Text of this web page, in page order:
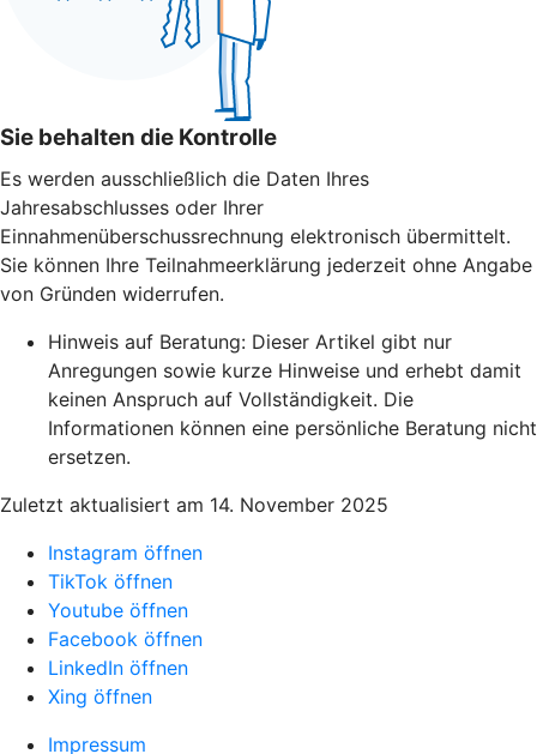
Sie behalten die Kontrolle
Es werden ausschließlich die Daten Ihres
Jahresabschlusses oder Ihrer
Einnahmenüberschussrechnung elektronisch übermittelt.
Sie können Ihre Teilnahmeerklärung jederzeit ohne Angabe
von Gründen widerrufen.
Hinweis auf Beratung: Dieser Artikel gibt nur
Anregungen sowie kurze Hinweise und erhebt damit
keinen Anspruch auf Vollständigkeit. Die
Informationen können eine persönliche Beratung nicht
ersetzen.
Zuletzt aktualisiert am 14. November 2025
Instagram öffnen
TikTok öffnen
Youtube öffnen
Facebook öffnen
LinkedIn öffnen
Xing öffnen
Impressum